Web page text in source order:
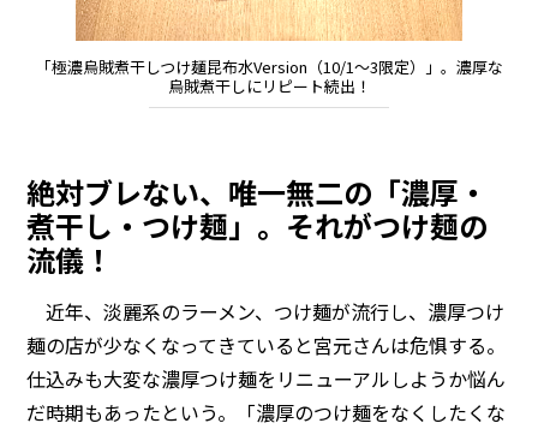
「極濃烏賊煮干しつけ麺昆布水Version（10/1～3限定）」。濃厚な
烏賊煮干しにリピート続出！
絶対ブレない、唯一無二の「濃厚・
煮干し・つけ麺」。それがつけ麺の
流儀！
近年、淡麗系のラーメン、つけ麺が流行し、濃厚つけ
麺の店が少なくなってきていると宮元さんは危惧する。
仕込みも大変な濃厚つけ麺をリニューアルしようか悩ん
だ時期もあったという。「濃厚のつけ麺をなくしたくな